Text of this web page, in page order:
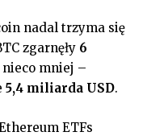
nadal trzyma się
zgarnęły 6
nieco mniej –
5,4 miliarda USD.
ETFs